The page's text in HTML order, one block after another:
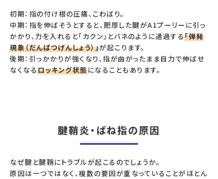
初期：指の付け根の圧痛、こわばり。
中期：指を伸ばそうとすると、肥厚した腱がA1プーリーに引っ
かかり、力を入れると「カクン」とバネのように通過する「弾発
現象（だんぱつげんしょう）」が起こります。
後期：引っかかりが強くなり、指が曲がったまま自力で伸ばせ
なくなるロッキング状態になることもあります。
腱鞘炎・ばね指の原因
なぜ腱と腱鞘にトラブルが起こるのでしょうか。
原因は一つではなく、複数の要因が重なっていることがほとん